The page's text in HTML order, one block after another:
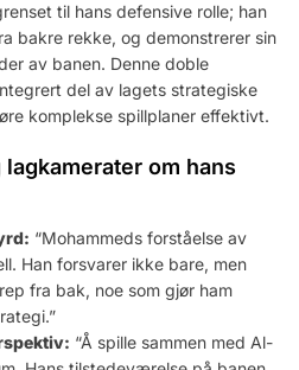
til hans defensive rolle; han
bakre rekke, og demonstrerer sin
av banen. Denne doble
del av lagets strategiske
komplekse spillplaner effektivt.
om hans
“Mohammeds forståelse av
Han forsvarer ikke bare, men
fra bak, noe som gjør ham
“Å spille sammen med Al-